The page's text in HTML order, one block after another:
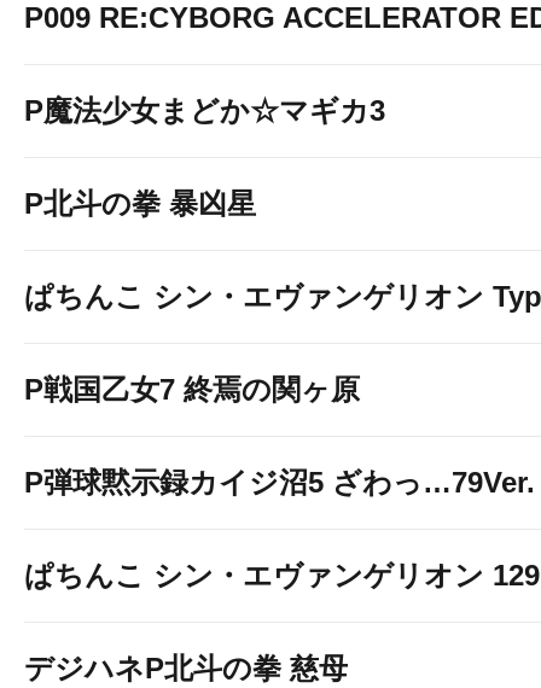
P009 RE:CYBORG ACCELERATOR
P魔法少女まどか☆マギカ3
P北斗の拳 暴凶星
ぱちんこ シン・エヴァンゲリオン
P戦国乙女7 終焉の関ヶ原
P弾球黙示録カイジ沼5 ざわっ…79Ver.
ぱちんこ シン・エヴァンゲリオン
デジハネP北斗の拳 慈母